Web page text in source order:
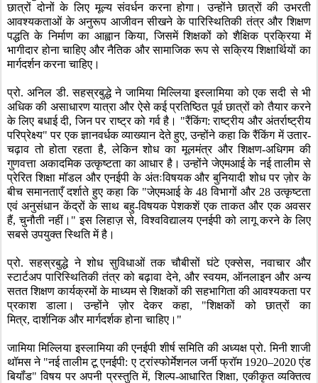
छात्रों दोनों के लिए मूल्य संवर्धन करना होगा। उन्होंने छात्रों की उभरती
आवश्यकताओं के अनुरूप आजीवन सीखने के पारिस्थितिकी तंत्र और शिक्षण
पद्धति के निर्माण का आह्वान किया,जिसमें शिक्षकों को शैक्षिक प्रक्रिया में
भागीदार होना चाहिए और नैतिक और सामाजिक रूप से सक्रिय शिक्षार्थियों का
मार्गदर्शन करना चाहिए।
प्रो. अनिल डी. सहस्रबुद्धे ने जामिया मिल्लिया इस्लामिया को एक सदी से भी
अधिक की असाधारण यात्रा और ऐसे कई प्रतिष्ठित पूर्व छात्रों को तैयार करने
के लिए बधाई दी,जिन पर राष्ट्र को गर्व है। "रैंकिंग: राष्ट्रीय और अंतर्राष्ट्रीय
परिप्रेक्ष्य" पर एक ज्ञानवर्धक व्याख्यान देते हुए,उन्होंने कहा कि रैंकिंग में उतार-
चढ़ाव तो होता रहता है,लेकिन शोध का मूलमंत्र और शिक्षण-अधिगम की
गुणवत्ता अकादमिक उत्कृष्टता का आधार है। उन्होंने जेएमआई के नई तालीम से
प्रेरित शिक्षा मॉडल और एनईपी के अंतःविषयक और बुनियादी शोध पर ज़ोर के
बीच समानताएँ दर्शाते हुए कहा कि "जेएमआई के 48 विभागों और 28 उत्कृष्टता
एवं अनुसंधान केंद्रों के साथ बहु-विषयक पेशकशें एक ताकत और एक अवसर
हैं,चुनौती नहीं।" इस लिहाज़ से,विश्वविद्यालय एनईपी को लागू करने के लिए
सबसे उपयुक्त स्थिति में है।
प्रो. सहस्रबुद्धे ने शोध सुविधाओं तक चौबीसों घंटे एक्सेस,नवाचार और
स्टार्टअप पारिस्थितिकी तंत्र को बढ़ावा देने, और स्वयम, ऑनलाइन और अन्य
सतत शिक्षण कार्यक्रमों के माध्यम से शिक्षकों की सहभागिता की आवश्यकता पर
प्रकाश डाला। उन्होंने ज़ोर देकर कहा, "शिक्षकों को छात्रों का
मित्र,दार्शनिक और मार्गदर्शक होना चाहिए।"
जामिया मिल्लिया इस्लामिया की एनईपी शीर्ष समिति की अध्यक्ष प्रो. मिनी शाजी
थॉमस ने "नई तालीम टू एनईपी: ए ट्रांस्फोर्मेशनल जर्नी फ्रॉम 1920–2020 एंड
बियॉंड" विषय पर अपनी प्रस्तुति में,शिल्प-आधारित शिक्षा,एकीकृत व्यक्तित्व